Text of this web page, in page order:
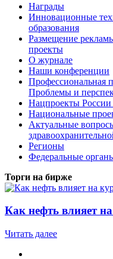
Награды
Инновационные
образования
Размещение
проекты
О журнале
Наши конференции
Профессиональная
Проблемы и
Нацпроекты России
Национальные
Актуальные
Регионы
Федеральные
Торги на бирже
Как нефть влияет
Читать далее